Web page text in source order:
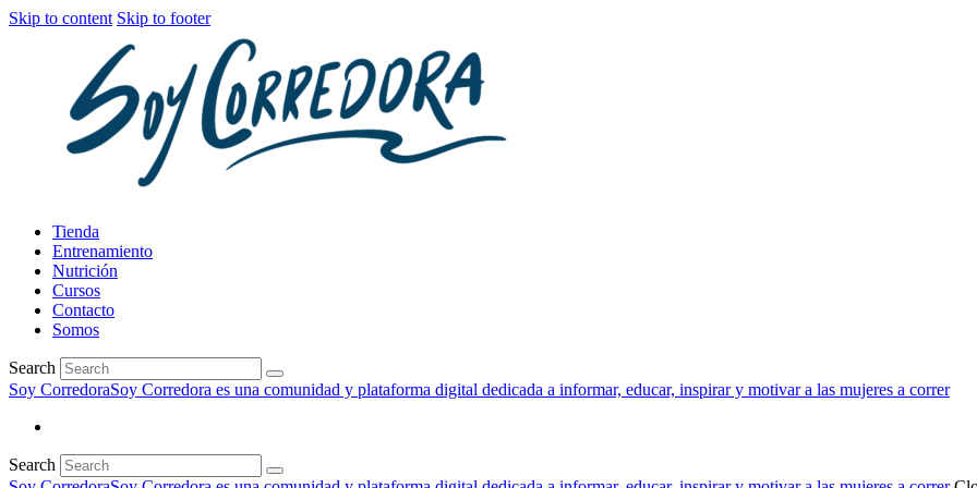
Skip to content Skip to footer
Tienda
Entrenamiento
Nutrición
Cursos
Contacto
Somos
Search
Soy CorredoraSoy Corredora es una comunidad y plataforma digital dedicada a informar, educar, inspirar y motivar a las mujeres a correr
Search